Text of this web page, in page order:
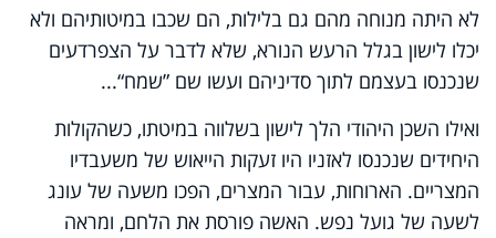
לא היתה מנוחה מהם גם בלילות, הם שכבו במיטותיהם ולא
יכלו לישון בגלל הרעש הנורא, שלא לדבר על הצפרדעים
שנכנסו בעצמם לתוך סדיניהם ועשו שם ”שמח“...
ואילו השכן היהודי הלך לישון בשלווה במיטתו, כשהקולות
היחידים שנכנסו לאזניו היו זעקות הייאוש של משעבדיו
המצריים. הארוחות, עבור המצרים, הפכו משעה של עונג
לשעה של גועל נפש. האשה פורסת את הלחם, ומראה